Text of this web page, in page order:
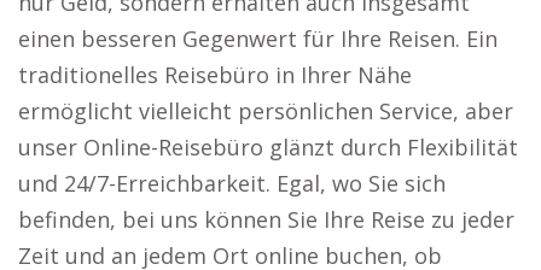
einen besseren Gegenwert für Ihre Reisen. Ein
traditionelles Reisebüro in Ihrer Nähe
ermöglicht vielleicht persönlichen Service, aber
unser Online-Reisebüro glänzt durch Flexibilität
und 24/7-Erreichbarkeit. Egal, wo Sie sich
befinden, bei uns können Sie Ihre Reise zu jeder
Zeit und an jedem Ort online buchen, ob